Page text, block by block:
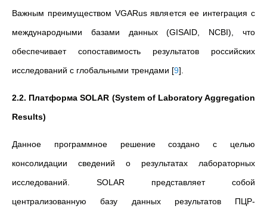
Важным преимуществом VGARus является ее интеграция с
международными базами данных (GISAID, NCBI), что
обеспечивает сопоставимость результатов российских
исследований с глобальными трендами [9]
2.2. Платформа SOLAR (System of Laboratory Aggregation
Results)
Данное программное решение создано с целью
консолидации сведений о результатах лабораторных
исследований. SOLAR представляет собой
централизованную базу данных результатов ПЦР-